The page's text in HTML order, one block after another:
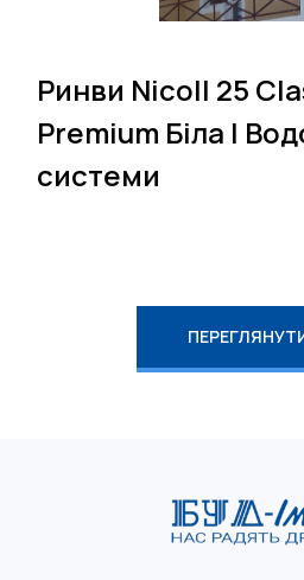
Ринви Nicoll 25
Premium Біла |
системи